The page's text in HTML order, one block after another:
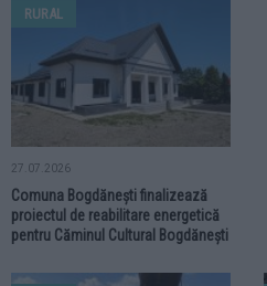
RURAL
27.07.2026
Comuna Bogdănești finalizează
proiectul de reabilitare energetică
pentru Căminul Cultural Bogdănești